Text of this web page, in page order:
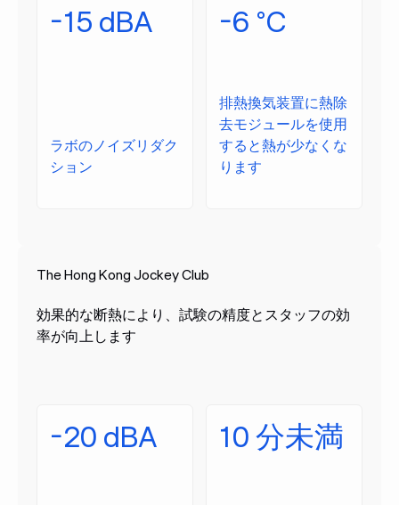
-15 dBA
ラボのノイズリダク
ション
-6 °C
排熱換気装置に熱除
去モジュールを使用
すると熱が少なくな
ります
The Hong Kong Jockey Club
効果的な断熱により、試験の精度とスタッフの効
率が向上します
-20 dBA 10 分未満